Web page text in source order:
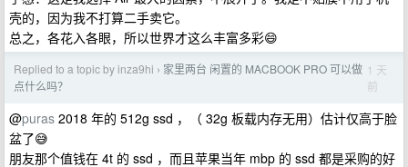
壳的，因为我不打算二手卖它。
总之，各花入各眼，所以世界才这么丰富多彩😄
Replied to a topic by inza9hi › 家里两台 闲置的 MACBOOK PRO 可以做
点什么吗？
1 天
前
@puras 2018 年的 512g ssd ，（ 32g 板载内存无用）估计仅高于脸
盆了😅
朋友那个值钱在 4t 的 ssd ，而且苹果当年 mbp 的 ssd 都是采购的好